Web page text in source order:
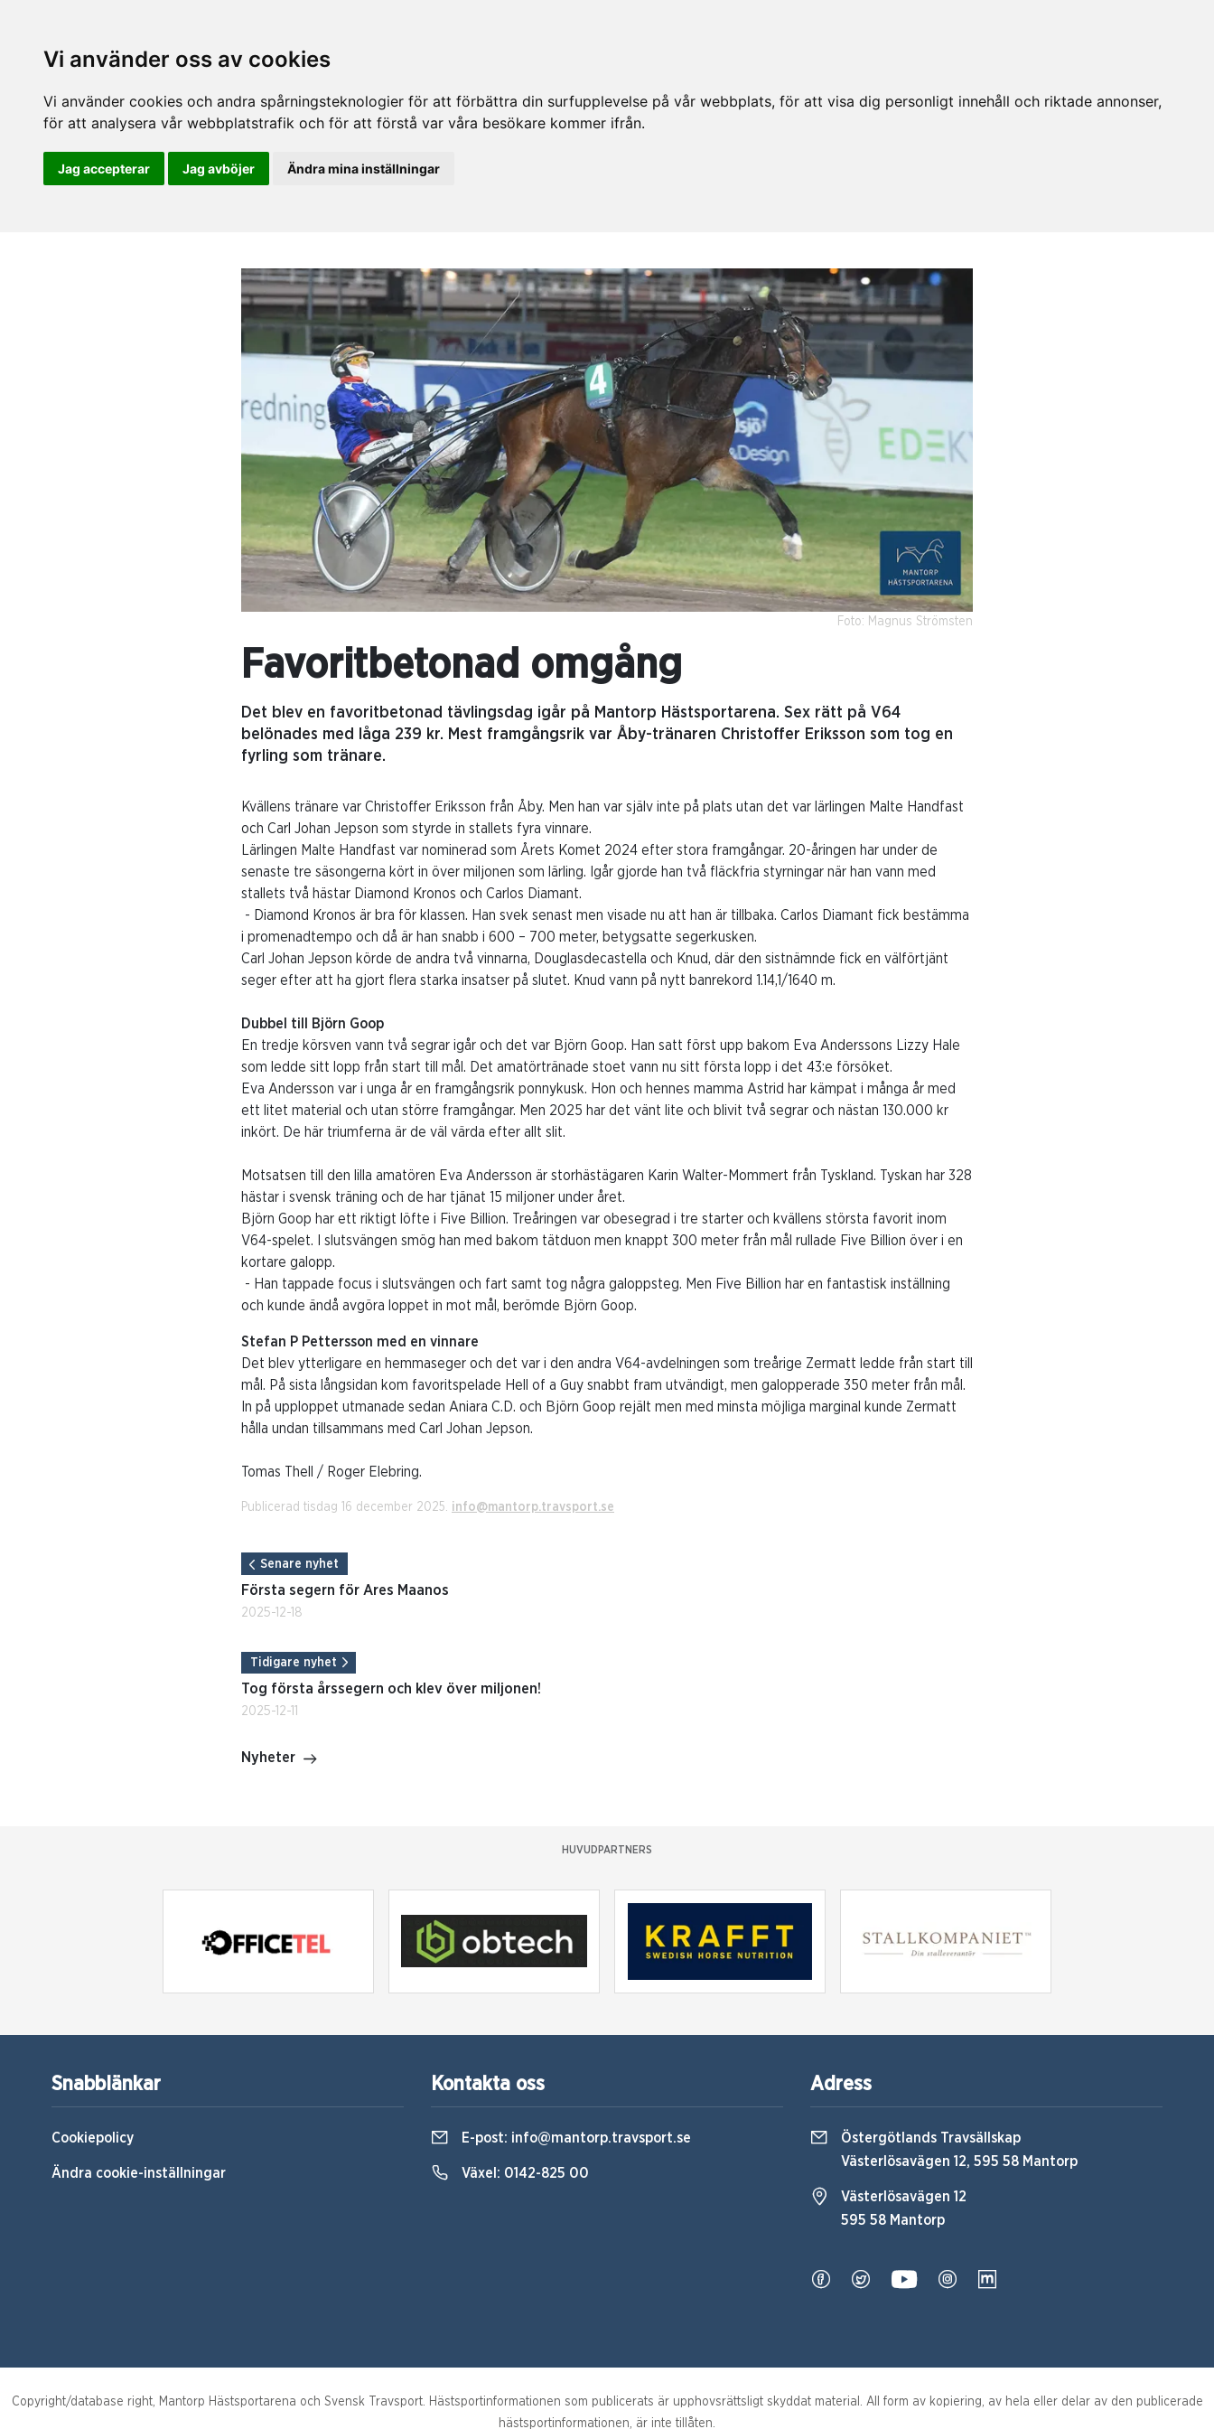
Vi använder oss av cookies
Vi använder cookies och andra spårningsteknologier för att förbättra din surfupplevelse på vår webbplats, för att visa dig personligt innehåll och riktade annonser,
för att analysera vår webbplatstrafik och för att förstå var våra besökare kommer ifrån.
Jag accepterar Jag avböjer Ändra mina inställningar
Foto: Magnus Strömsten
Favoritbetonad omgång
Det blev en favoritbetonad tävlingsdag igår på Mantorp Hästsportarena. Sex rätt på V64
belönades med låga 239 kr. Mest framgångsrik var Åby-tränaren Christoffer Eriksson som tog en
fyrling som tränare.
Kvällens tränare var Christoffer Eriksson från Åby. Men han var själv inte på plats utan det var lärlingen Malte Handfast
och Carl Johan Jepson som styrde in stallets fyra vinnare.
Lärlingen Malte Handfast var nominerad som Årets Komet 2024 efter stora framgångar. 20-åringen har under de
senaste tre säsongerna kört in över miljonen som lärling. Igår gjorde han två fläckfria styrningar när han vann med
stallets två hästar Diamond Kronos och Carlos Diamant.
- Diamond Kronos är bra för klassen. Han svek senast men visade nu att han är tillbaka. Carlos Diamant fick bestämma
i promenadtempo och då är han snabb i 600 – 700 meter, betygsatte segerkusken.
Carl Johan Jepson körde de andra två vinnarna, Douglasdecastella och Knud, där den sistnämnde fick en välförtjänt
seger efter att ha gjort flera starka insatser på slutet. Knud vann på nytt banrekord 1.14,1/1640 m.
Dubbel till Björn Goop
En tredje körsven vann två segrar igår och det var Björn Goop. Han satt först upp bakom Eva Anderssons Lizzy Hale
som ledde sitt lopp från start till mål. Det amatörtränade stoet vann nu sitt första lopp i det 43:e försöket.
Eva Andersson var i unga år en framgångsrik ponnykusk. Hon och hennes mamma Astrid har kämpat i många år med
ett litet material och utan större framgångar. Men 2025 har det vänt lite och blivit två segrar och nästan 130.000 kr
inkört. De här triumferna är de väl värda efter allt slit.
Motsatsen till den lilla amatören Eva Andersson är storhästägaren Karin Walter-Mommert från Tyskland. Tyskan har 328
hästar i svensk träning och de har tjänat 15 miljoner under året.
Björn Goop har ett riktigt löfte i Five Billion. Treåringen var obesegrad i tre starter och kvällens största favorit inom
V64-spelet. I slutsvängen smög han med bakom tätduon men knappt 300 meter från mål rullade Five Billion över i en
kortare galopp.
- Han tappade focus i slutsvängen och fart samt tog några galoppsteg. Men Five Billion har en fantastisk inställning
och kunde ändå avgöra loppet in mot mål, berömde Björn Goop.
Stefan P Pettersson med en vinnare
Det blev ytterligare en hemmaseger och det var i den andra V64-avdelningen som treårige Zermatt ledde från start till
mål. På sista långsidan kom favoritspelade Hell of a Guy snabbt fram utvändigt, men galopperade 350 meter från mål.
In på upploppet utmanade sedan Aniara C.D. och Björn Goop rejält men med minsta möjliga marginal kunde Zermatt
hålla undan tillsammans med Carl Johan Jepson.
Tomas Thell / Roger Elebring.
Publicerad tisdag 16 december 2025. info@mantorp.travsport.se
Senare nyhet
Första segern för Ares Maanos
2025-12-18
Tidigare nyhet
Tog första årssegern och klev över miljonen!
2025-12-11
Nyheter
HUVUDPARTNERS
Snabblänkar
Cookiepolicy
Ändra cookie-inställningar
Kontakta oss
E-post: info@mantorp.travsport.se
Växel: 0142-825 00
Adress
Östergötlands Travsällskap
Västerlösavägen 12, 595 58 Mantorp
Västerlösavägen 12
595 58 Mantorp
Copyright/database right, Mantorp Hästsportarena och Svensk Travsport. Hästsportinformationen som publicerats är upphovsrättsligt skyddat material. All form av kopiering, av hela eller delar av den publicerade
hästsportinformationen, är inte tillåten.